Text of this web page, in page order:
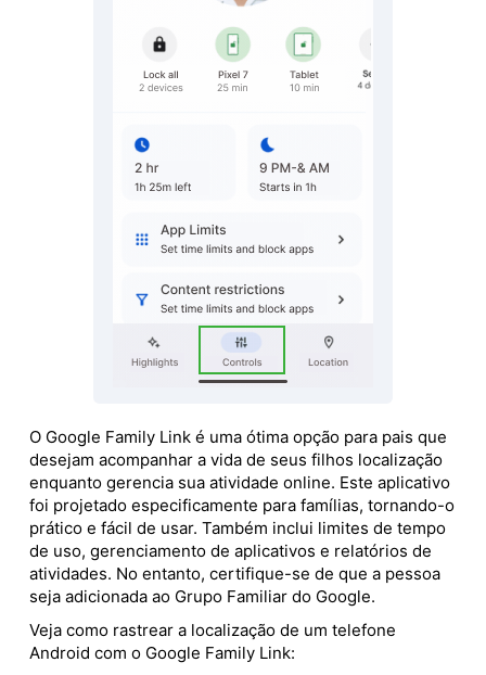
O Google Family Link é uma ótima opção para pais que
desejam acompanhar a vida de seus filhos localização
enquanto gerencia sua atividade online. Este aplicativo
foi projetado especificamente para famílias, tornando-o
prático e fácil de usar. Também inclui limites de tempo
de uso, gerenciamento de aplicativos e relatórios de
atividades. No entanto, certifique-se de que a pessoa
seja adicionada ao Grupo Familiar do Google.
Veja como rastrear a localização de um telefone
Android com o Google Family Link: